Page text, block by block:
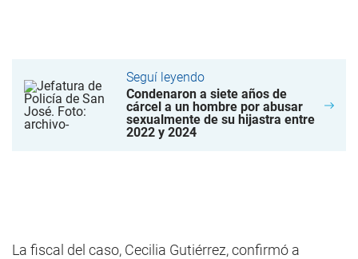
Seguí leyendo
Condenaron a siete años de
cárcel a un hombre por abusar
sexualmente de su hijastra entre
2022 y 2024
La fiscal del caso, Cecilia Gutiérrez, confirmó a